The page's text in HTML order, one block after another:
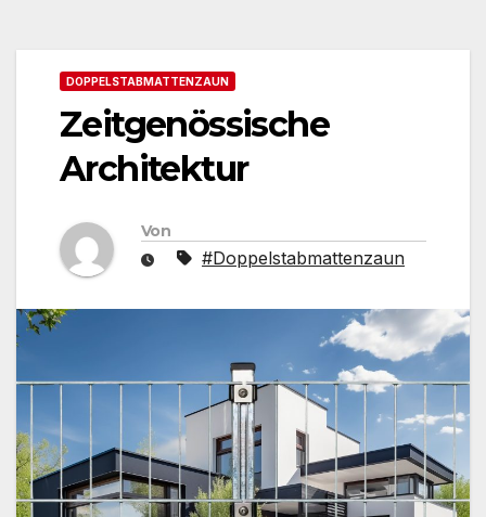
DOPPELSTABMATTENZAUN
Zeitgenössische
Architektur
Von
#Doppelstabmattenzaun